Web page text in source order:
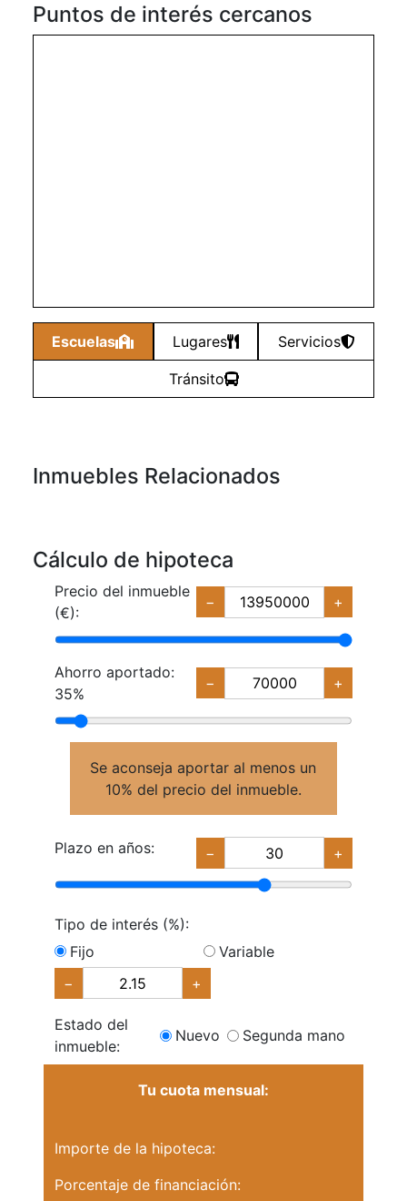
Puntos de interés cercanos
Escuelas Lugares Servicios
Tránsito
Inmuebles Relacionados
Cálculo de hipoteca
Precio del inmueble
(€):
− +
Ahorro aportado:
35%
− +
Se aconseja aportar al menos un
10% del precio del inmueble.
Plazo en años: − +
Tipo de interés (%):
Fijo
Variable
−
+
Estado del
inmueble:
Nuevo Segunda mano
Tu cuota mensual:
Importe de la hipoteca:
Porcentaje de financiación: